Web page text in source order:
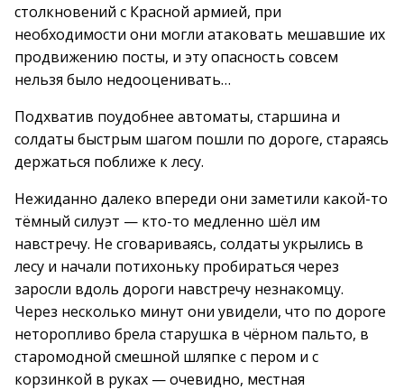
столкновений с Красной армией, при
необходимости они могли атаковать мешавшие их
продвижению посты, и эту опасность совсем
нельзя было недооценивать…
Подхватив поудобнее автоматы, старшина и
солдаты быстрым шагом пошли по дороге, стараясь
держаться поближе к лесу.
Нежиданно далеко впереди они заметили какой-то
тёмный силуэт — кто-то медленно шёл им
навстречу. Не сговариваясь, солдаты укрылись в
лесу и начали потихоньку пробираться через
заросли вдоль дороги навстречу незнакомцу.
Через несколько минут они увидели, что по дороге
неторопливо брела старушка в чёрном пальто, в
старомодной смешной шляпке с пером и с
корзинкой в руках — очевидно, местная